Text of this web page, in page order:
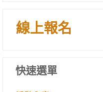
線上報名
快速選單